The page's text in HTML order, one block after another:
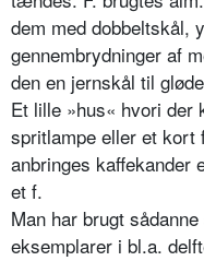
dem med dobbeltskål,
gennembrydninger af
den en jernskål til
Et lille »hus« hvori der
spritlampe eller et
anbringes kaffekander
et f.
Man har brugt
eksemplarer i bl.a.